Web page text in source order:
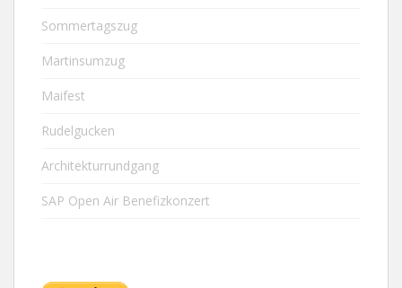
Sommertagszug
Martinsumzug
Maifest
Rudelgucken
Architekturrundgang
SAP Open Air Benefizkonzert